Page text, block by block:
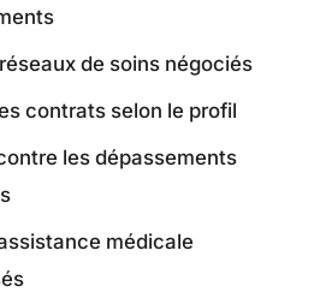
de soins négociés
contrats selon le profil
les dépassements
médicale